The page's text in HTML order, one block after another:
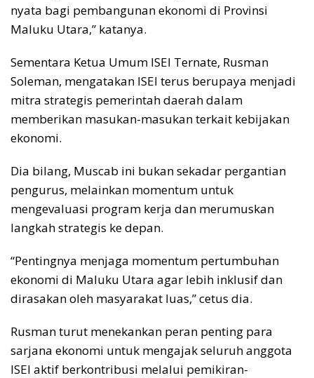
nyata bagi pembangunan ekonomi di Provinsi
Maluku Utara,” katanya.
Sementara Ketua Umum ISEI Ternate, Rusman
Soleman, mengatakan ISEI terus berupaya menjadi
mitra strategis pemerintah daerah dalam
memberikan masukan-masukan terkait kebijakan
ekonomi.
Dia bilang, Muscab ini bukan sekadar pergantian
pengurus, melainkan momentum untuk
mengevaluasi program kerja dan merumuskan
langkah strategis ke depan.
“Pentingnya menjaga momentum pertumbuhan
ekonomi di Maluku Utara agar lebih inklusif dan
dirasakan oleh masyarakat luas,” cetus dia.
Rusman turut menekankan peran penting para
sarjana ekonomi untuk mengajak seluruh anggota
ISEI aktif berkontribusi melalui pemikiran-